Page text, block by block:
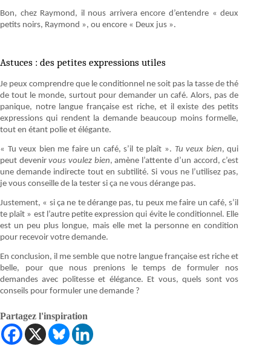
Bon, chez Raymond, il nous arrivera encore d’entendre « deux
petits noirs, Raymond », ou encore « Deux jus ».
Astuces : des petites expressions utiles
Je peux comprendre que le conditionnel ne soit pas la tasse de thé
de tout le monde, surtout pour demander un café. Alors, pas de
panique, notre langue française est riche, et il existe des petits
expressions qui rendent la demande beaucoup moins formelle,
tout en étant polie et élégante.
« Tu veux bien me faire un café, s’il te plaît ». Tu veux bien, qui
peut devenirvous voulez bien, amène l’attente d’un accord, c’est
une demande indirecte tout en subtilité. Si vous ne l’utilisez pas,
je vous conseille de la tester si ça ne vous dérange pas.
Justement, « si ça ne te dérange pas, tu peux me faire un café, s’il
te plaît » est l’autre petite expression qui évite le conditionnel. Elle
est un peu plus longue, mais elle met la personne en condition
pour recevoir votre demande.
En conclusion, il me semble que notre langue française est riche et
belle, pour que nous prenions le temps de formuler nos
demandes avec politesse et élégance. Et vous, quels sont vos
conseils pour formuler une demande ?
Partagez l'inspiration